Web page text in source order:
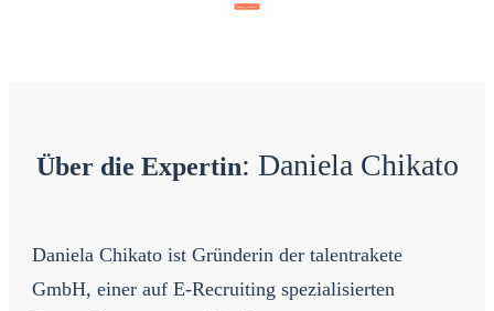
Dann zeig' mal her!
Über die Expertin: Daniela Chikato
Daniela Chikato ist Gründerin der talentrakete
GmbH, einer auf E-Recruiting spezialisierten